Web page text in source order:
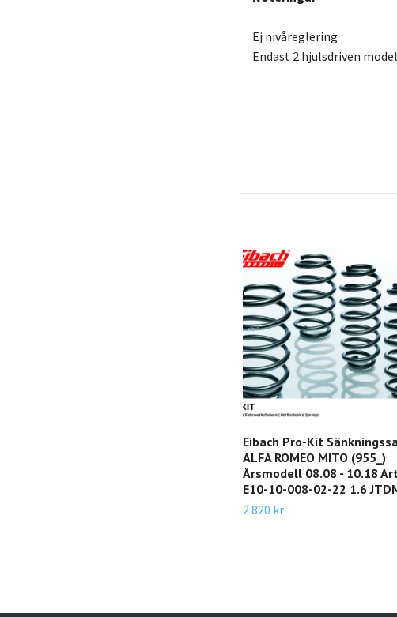
Ej nivåreglering
Endast 2 hjulsdriven
Eibach Pro-Kit
ALFA ROMEO MITO (955_)
Årsmodell 08.08 - 10.18
E10-10-008-02-22 1.6
2 820 kr